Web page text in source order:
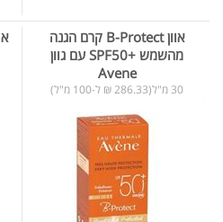
אוון B-Protect קרם הגנה
מהשמש +SPF50 עם גוון
Avene
30 מ"ל(286.33 ₪ ל-100 מ"ל)